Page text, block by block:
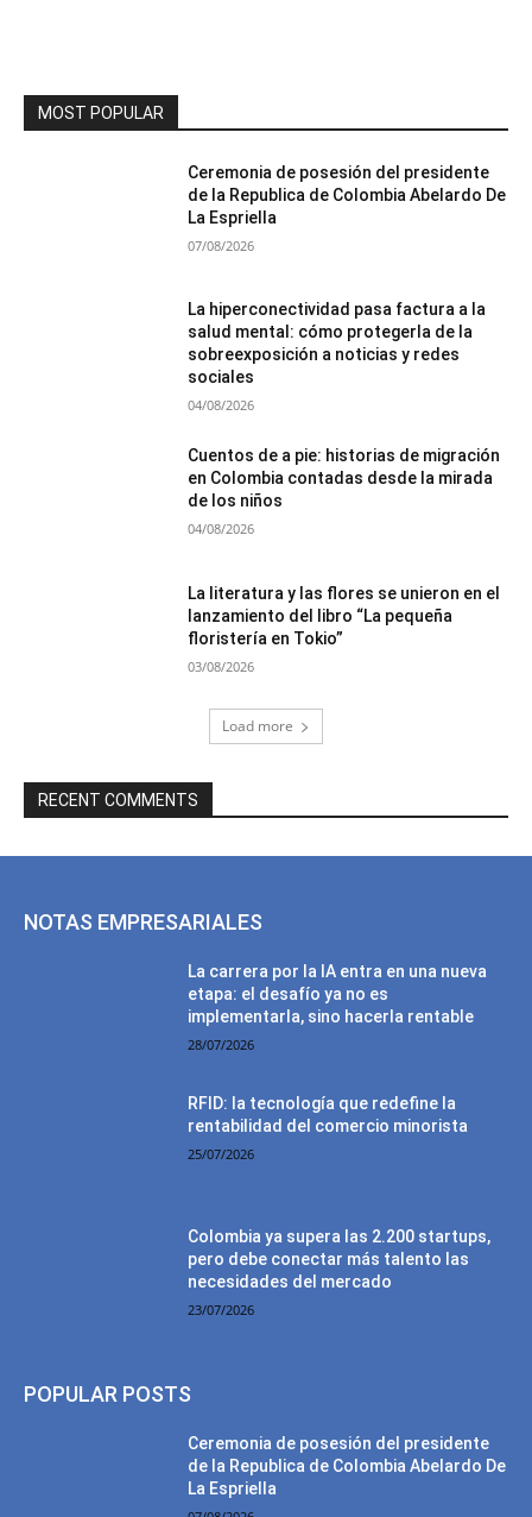
MOST POPULAR
Ceremonia de posesión del presidente
de la Republica de Colombia Abelardo De
La Espriella
07/08/2026
La hiperconectividad pasa factura a la
salud mental: cómo protegerla de la
sobreexposición a noticias y redes
sociales
04/08/2026
Cuentos de a pie: historias de migración
en Colombia contadas desde la mirada
de los niños
04/08/2026
La literatura y las flores se unieron en el
lanzamiento del libro “La pequeña
floristería en Tokio”
03/08/2026
Load more
RECENT COMMENTS
NOTAS EMPRESARIALES
La carrera por la IA entra en una nueva
etapa: el desafío ya no es
implementarla, sino hacerla rentable
28/07/2026
RFID: la tecnología que redefine la
rentabilidad del comercio minorista
25/07/2026
Colombia ya supera las 2.200 startups,
pero debe conectar más talento las
necesidades del mercado
23/07/2026
POPULAR POSTS
Ceremonia de posesión del presidente
de la Republica de Colombia Abelardo De
La Espriella